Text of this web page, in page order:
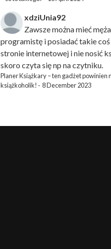
xdziUnia92
Zawsze można mieć męża
programistę i posiadać takie coś
stronie internetowej i nie nosić
skoro czyta się np na czytniku.
Planer Książkary – ten gadżet powinien
książkoholik! · 8 December 2023